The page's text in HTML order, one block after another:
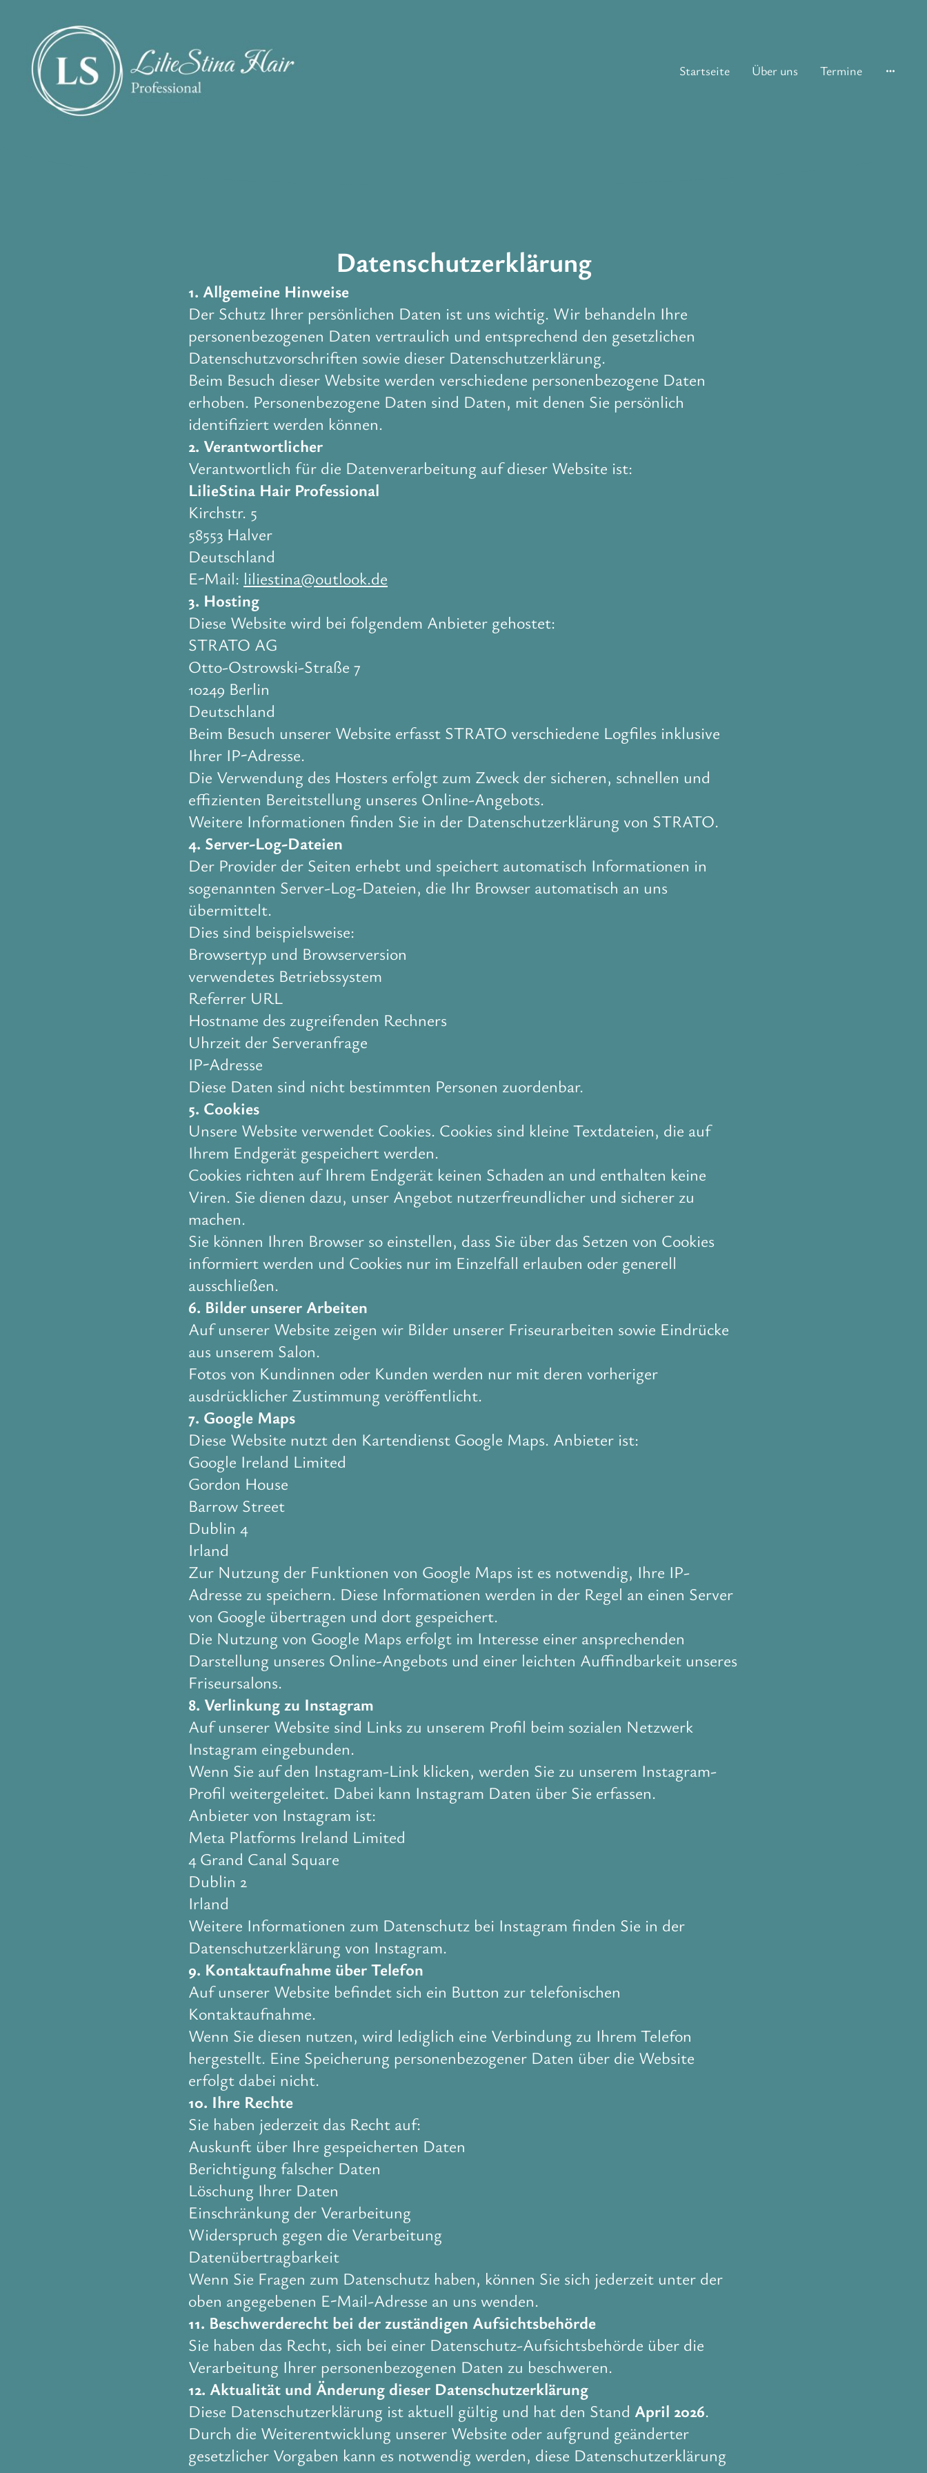
Startseite Über uns Termine
Datenschutzerklärung
1. Allgemeine Hinweise
Der Schutz Ihrer persönlichen Daten ist uns wichtig. Wir behandeln Ihre
personenbezogenen Daten vertraulich und entsprechend den gesetzlichen
Datenschutzvorschriften sowie dieser Datenschutzerklärung.
Beim Besuch dieser Website werden verschiedene personenbezogene Daten
erhoben. Personenbezogene Daten sind Daten, mit denen Sie persönlich
identifiziert werden können.
2. Verantwortlicher
Verantwortlich für die Datenverarbeitung auf dieser Website ist:
LilieStina Hair Professional
Kirchstr. 5
58553 Halver
Deutschland
E-Mail: liliestina@outlook.de
3. Hosting
Diese Website wird bei folgendem Anbieter gehostet:
STRATO AG
Otto-Ostrowski-Straße 7
10249 Berlin
Deutschland
Beim Besuch unserer Website erfasst STRATO verschiedene Logfiles inklusive
Ihrer IP-Adresse.
Die Verwendung des Hosters erfolgt zum Zweck der sicheren, schnellen und
effizienten Bereitstellung unseres Online-Angebots.
Weitere Informationen finden Sie in der Datenschutzerklärung von STRATO.
4. Server-Log-Dateien
Der Provider der Seiten erhebt und speichert automatisch Informationen in
sogenannten Server-Log-Dateien, die Ihr Browser automatisch an uns
übermittelt.
Dies sind beispielsweise:
Browsertyp und Browserversion
verwendetes Betriebssystem
Referrer URL
Hostname des zugreifenden Rechners
Uhrzeit der Serveranfrage
IP-Adresse
Diese Daten sind nicht bestimmten Personen zuordenbar.
5. Cookies
Unsere Website verwendet Cookies. Cookies sind kleine Textdateien, die auf
Ihrem Endgerät gespeichert werden.
Cookies richten auf Ihrem Endgerät keinen Schaden an und enthalten keine
Viren. Sie dienen dazu, unser Angebot nutzerfreundlicher und sicherer zu
machen.
Sie können Ihren Browser so einstellen, dass Sie über das Setzen von Cookies
informiert werden und Cookies nur im Einzelfall erlauben oder generell
ausschließen.
6. Bilder unserer Arbeiten
Auf unserer Website zeigen wir Bilder unserer Friseurarbeiten sowie Eindrücke
aus unserem Salon.
Fotos von Kundinnen oder Kunden werden nur mit deren vorheriger
ausdrücklicher Zustimmung veröffentlicht.
7. Google Maps
Diese Website nutzt den Kartendienst Google Maps. Anbieter ist:
Google Ireland Limited
Gordon House
Barrow Street
Dublin 4
Irland
Zur Nutzung der Funktionen von Google Maps ist es notwendig, Ihre IP-
Adresse zu speichern. Diese Informationen werden in der Regel an einen Server
von Google übertragen und dort gespeichert.
Die Nutzung von Google Maps erfolgt im Interesse einer ansprechenden
Darstellung unseres Online-Angebots und einer leichten Auffindbarkeit unseres
Friseursalons.
8. Verlinkung zu Instagram
Auf unserer Website sind Links zu unserem Profil beim sozialen Netzwerk
Instagram eingebunden.
Wenn Sie auf den Instagram-Link klicken, werden Sie zu unserem Instagram-
Profil weitergeleitet. Dabei kann Instagram Daten über Sie erfassen.
Anbieter von Instagram ist:
Meta Platforms Ireland Limited
4 Grand Canal Square
Dublin 2
Irland
Weitere Informationen zum Datenschutz bei Instagram finden Sie in der
Datenschutzerklärung von Instagram.
9. Kontaktaufnahme über Telefon
Auf unserer Website befindet sich ein Button zur telefonischen
Kontaktaufnahme.
Wenn Sie diesen nutzen, wird lediglich eine Verbindung zu Ihrem Telefon
hergestellt. Eine Speicherung personenbezogener Daten über die Website
erfolgt dabei nicht.
10. Ihre Rechte
Sie haben jederzeit das Recht auf:
Auskunft über Ihre gespeicherten Daten
Berichtigung falscher Daten
Löschung Ihrer Daten
Einschränkung der Verarbeitung
Widerspruch gegen die Verarbeitung
Datenübertragbarkeit
Wenn Sie Fragen zum Datenschutz haben, können Sie sich jederzeit unter der
oben angegebenen E-Mail-Adresse an uns wenden.
11. Beschwerderecht bei der zuständigen Aufsichtsbehörde
Sie haben das Recht, sich bei einer Datenschutz-Aufsichtsbehörde über die
Verarbeitung Ihrer personenbezogenen Daten zu beschweren.
12. Aktualität und Änderung dieser Datenschutzerklärung
Diese Datenschutzerklärung ist aktuell gültig und hat den Stand April 2026.
Durch die Weiterentwicklung unserer Website oder aufgrund geänderter
gesetzlicher Vorgaben kann es notwendig werden, diese Datenschutzerklärung